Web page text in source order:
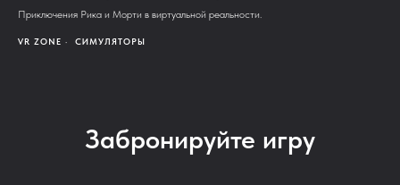
Приключения Рика и Морти в виртуальной реальности.
VR ZONE СИМУЛЯТОРЫ
Забронируйте игру